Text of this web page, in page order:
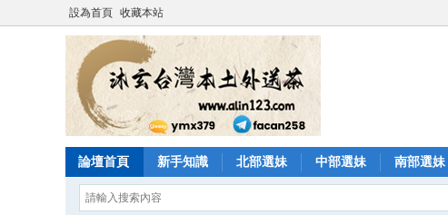
設為首頁 收藏本站
論壇首頁 新手知識 北部選妹 中部選妹 南部選妹